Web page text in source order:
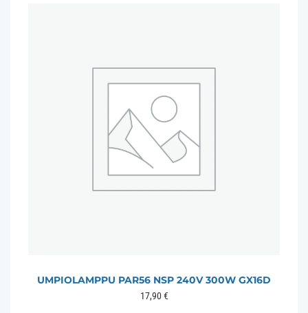
UMPIOLAMPPU PAR56 NSP 240V 300W GX16D
17,90€